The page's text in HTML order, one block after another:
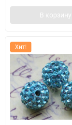
В корзину
Хит!